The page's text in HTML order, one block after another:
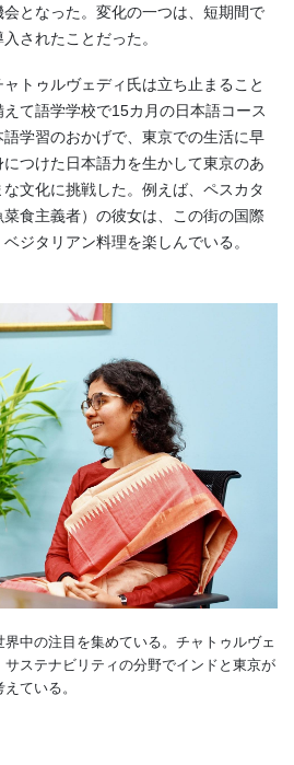
となった。変化の一つは、短期間で
されたことだった。
トゥルヴェディ氏は立ち止まること
て語学学校で15カ月の日本語コース
学習のおかげで、東京での生活に早
つけた日本語力を生かして東京のあ
文化に挑戦した。例えば、ペスカタ
食主義者）の彼女は、この街の国際
ジタリアン料理を楽しんでいる。
中の注目を集めている。チャトゥルヴェ
ステナビリティの分野でインドと東京が
ている。